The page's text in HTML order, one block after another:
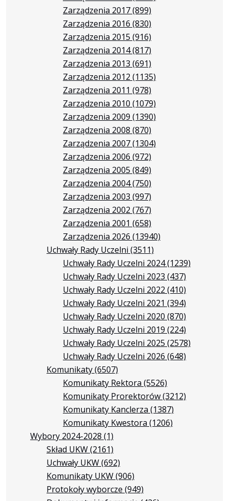
Zarządzenia 2017(899)
Zarządzenia 2016 (830)
Zarządzenia 2015 (916)
Zarządzenia 2014(817)
Zarządzenia 2013 (691)
Zarządzenia 2012 (1135)
Zarządzenia 2011 (978)
Zarządzenia 2010 (1079)
Zarządzenia 2009 (1390)
Zarządzenia 2008 (870)
Zarządzenia 2007(1304)
Zarządzenia 2006 (972)
Zarządzenia 2005 (849)
Zarządzenia 2004(750)
Zarządzenia 2003 (997)
Zarządzenia 2002 (767)
Zarządzenia 2001 (658)
Zarządzenia 2026 (13940)
Uchwały Rady Uczelni (3511)
Uchwały Rady Uczelni 2024(1239)
Uchwały Rady Uczelni 2023 (437)
Uchwały Rady Uczelni 2022 (410)
Uchwały Rady Uczelni 2021 (394)
Uchwały Rady Uczelni 2020 (870)
Uchwały Rady Uczelni 2019 (224)
Uchwały Rady Uczelni 2025 (2578)
Uchwały Rady Uczelni 2026 (648)
Komunikaty(6507)
Komunikaty Rektora (5526)
Komunikaty Prorektorów(3212)
Komunikaty Kanclerza (1387)
Komunikaty Kwestora (1206)
Wybory 2024-2028 (1)
Skład UKW(2161)
Uchwały UKW(692)
Komunikaty UKW(906)
Protokoły wyborcze (949)